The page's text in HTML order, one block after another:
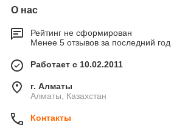
О нас
Рейтинг не сформирован
Менее 5 отзывов за последний год
Работает с 10.02.2011
г. Алматы
Алматы, Казахстан
Контакты